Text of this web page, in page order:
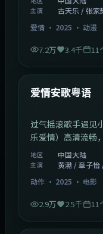
主演
古天乐 / 张家
爱情· 2025 · 动漫
7.2万 3.4千 11
最新
爱情安歌粤语
过气摇滚歌手遇见
乐爱情）高清流畅
地区 中国大陆
主演
黄渤 / 章子怡
动作· 2025 · 电影
2.9万 2.5千 11